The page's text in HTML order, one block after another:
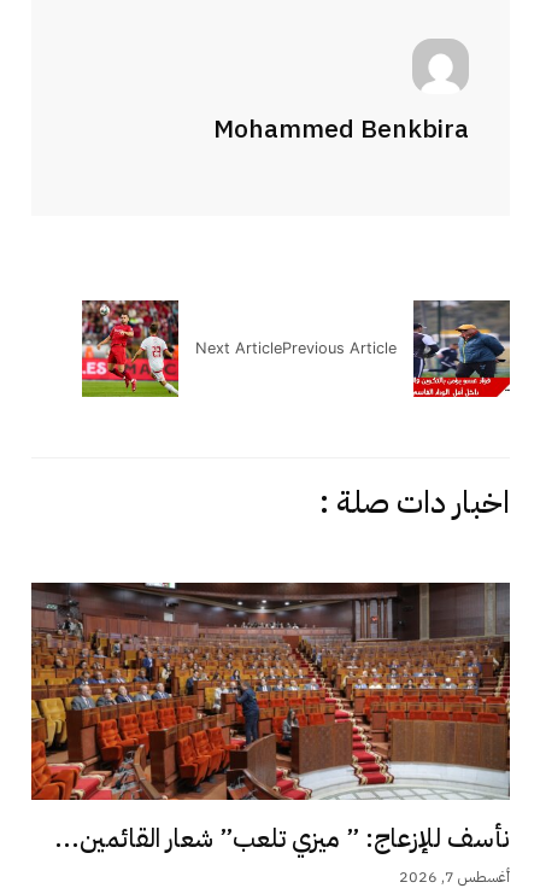
Mohammed Benkbira
Previous Article
Next Article
اخبار دات صلة :
نأسف للإزعاج: ” ميزي تلعب” شعار القائمين...
أغسطس 7, 2026